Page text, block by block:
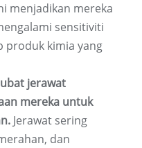
menjadikan mereka
sensitiviti
produk kimia yang
jerawat
mereka untuk
Jerawat sering
dan